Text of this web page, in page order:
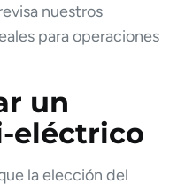
nuestros
para operaciones
un
eléctrico
la elección del